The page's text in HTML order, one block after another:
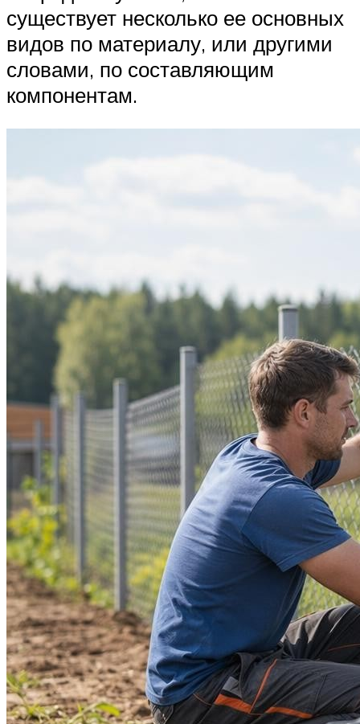
существует несколько ее основных
видов по материалу, или другими
словами, по составляющим
компонентам.